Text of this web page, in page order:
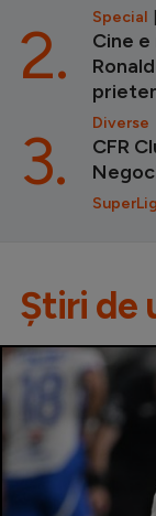
Special
Cine
Diverse
2.
CFR
3.
Știri de